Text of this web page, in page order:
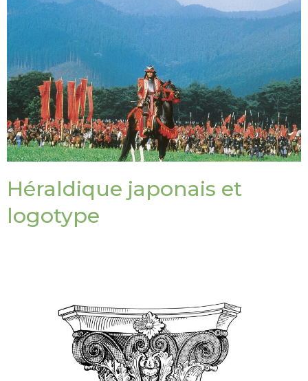
Héraldique japonais et
logotype